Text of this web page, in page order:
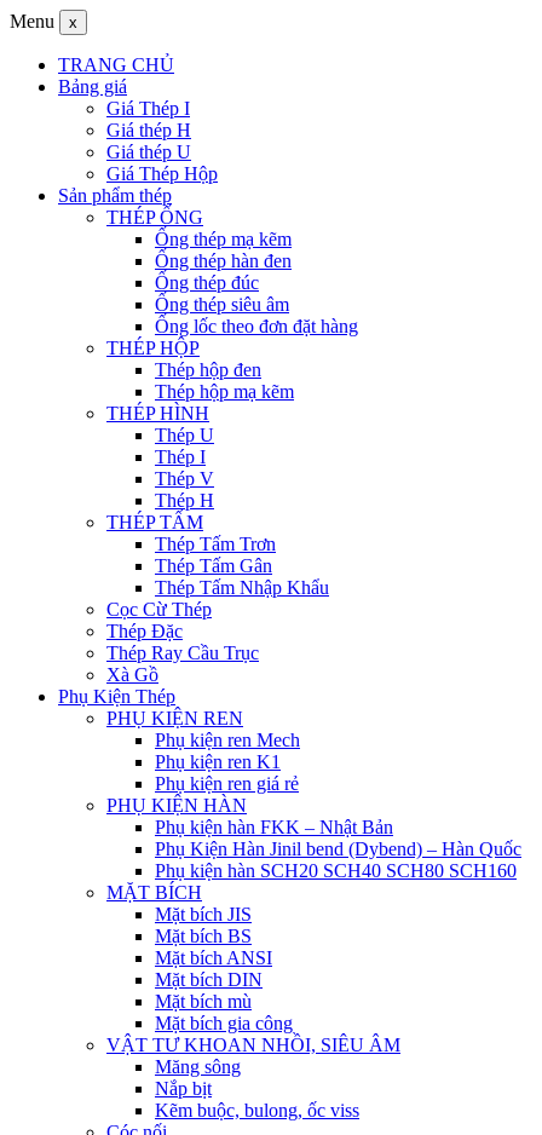
Menu x
TRANG CHỦ
Bảng giá
Giá Thép I
Giá thép H
Giá thép U
Giá Thép Hộp
Sản phẩm thép
THÉP ỐNG
Ống thép mạ kẽm
Ống thép hàn đen
Ống thép đúc
Ống thép siêu âm
Ống lốc theo đơn đặt hàng
THÉP HỘP
Thép hộp đen
Thép hộp mạ kẽm
THÉP HÌNH
Thép U
Thép I
Thép V
Thép H
THÉP TẤM
Thép Tấm Trơn
Thép Tấm Gân
Thép Tấm Nhập Khẩu
Cọc Cừ Thép
Thép Đặc
Thép Ray Cầu Trục
Xà Gồ
Phụ Kiện Thép
PHỤ KIỆN REN
Phụ kiện ren Mech
Phụ kiện ren K1
Phụ kiện ren giá rẻ
PHỤ KIỆN HÀN
Phụ kiện hàn FKK – Nhật Bản
Phụ Kiện Hàn Jinil bend (Dybend) – Hàn Quốc
Phụ kiện hàn SCH20 SCH40 SCH80 SCH160
MẶT BÍCH
Mặt bích JIS
Mặt bích BS
Mặt bích ANSI
Mặt bích DIN
Mặt bích mù
Mặt bích gia công
VẬT TƯ KHOAN NHỒI, SIÊU ÂM
Măng sông
Nắp bịt
Kẽm buộc, bulong, ốc viss